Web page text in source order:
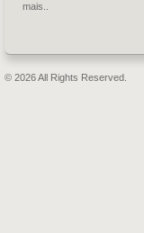
mais..
© 2026 All Rights Reserved.